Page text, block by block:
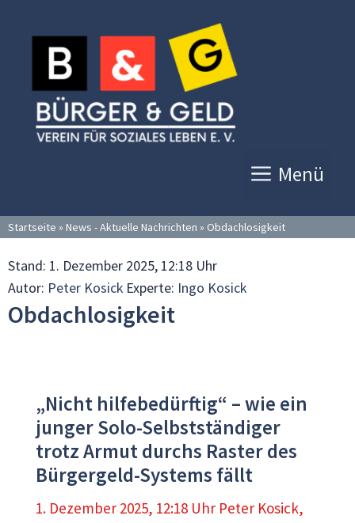
Inhalt
springen
Menü
Startseite » News - Aktuelle Nachrichten » Obdachlosigkeit
Stand: 1. Dezember 2025, 12:18 Uhr
Autor: Peter Kosick Experte: Ingo Kosick
Obdachlosigkeit
„Nicht hilfebedürftig“ – wie ein
junger Solo-Selbstständiger
trotz Armut durchs Raster des
Bürgergeld-Systems fällt
1. Dezember 2025, 12:18 Uhr Peter Kosick,